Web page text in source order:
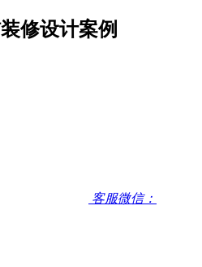
修设计案例
客服微信：